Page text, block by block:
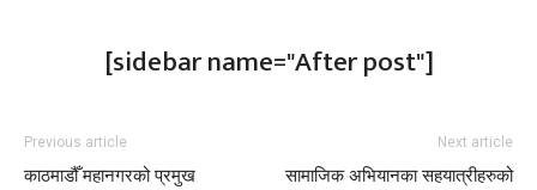
[sidebar name="After post"]
Previous article
काठमाडौँ महानगरको प्रमुख
Next article
सामाजिक अभियानका सहयात्रीहरुको